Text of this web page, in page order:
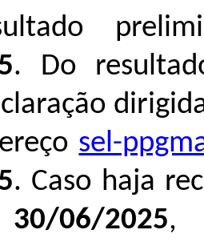
. Do
sel-
. Caso haja
30/06/2025,